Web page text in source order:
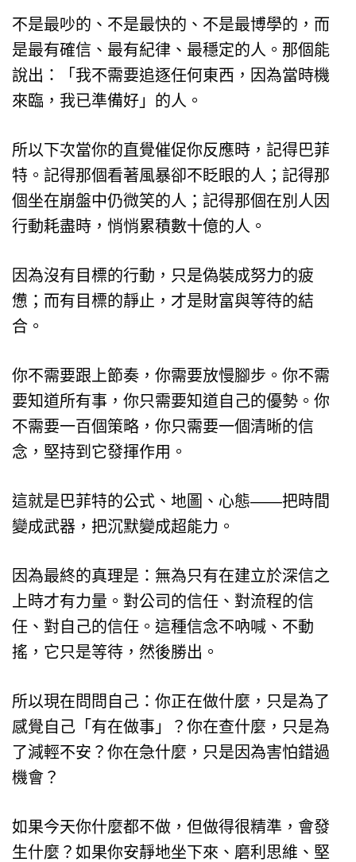
不是最吵的、不是最快的、不是最博學的，而
是最有確信、最有紀律、最穩定的人。那個能
說出：「我不需要追逐任何東西，因為當時機
來臨，我已準備好」的人。
所以下次當你的直覺催促你反應時，記得巴菲
特。記得那個看著風暴卻不眨眼的人；記得那
個坐在崩盤中仍微笑的人；記得那個在別人因
行動耗盡時，悄悄累積數十億的人。
因為沒有目標的行動，只是偽裝成努力的疲
憊；而有目標的靜止，才是財富與等待的結
合。
你不需要跟上節奏，你需要放慢腳步。你不需
要知道所有事，你只需要知道自己的優勢。你
不需要一百個策略，你只需要一個清晰的信
念，堅持到它發揮作用。
這就是巴菲特的公式、地圖、心態——把時間
變成武器，把沉默變成超能力。
因為最終的真理是：無為只有在建立於深信之
上時才有力量。對公司的信任、對流程的信
任、對自己的信任。這種信念不吶喊、不動
搖，它只是等待，然後勝出。
所以現在問問自己：你正在做什麼，只是為了
感覺自己「有在做事」？你在查什麼，只是為
了減輕不安？你在急什麼，只是因為害怕錯過
機會？
如果今天你什麼都不做，但做得很精準，會發
生什麼？如果你安靜地坐下來、磨利思維、堅